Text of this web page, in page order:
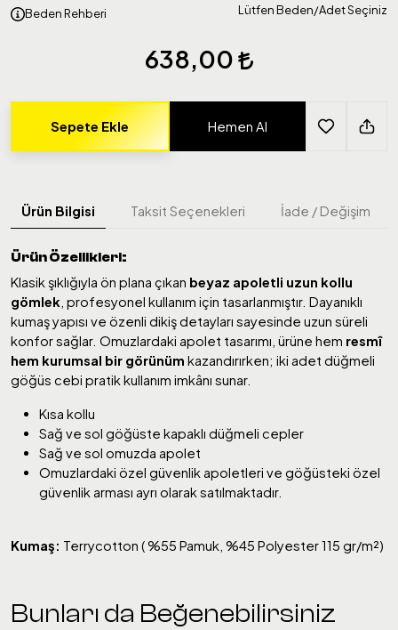
Beden Rehberi Lütfen Beden/Adet Seçiniz
638,00
Sepete Ekle Hemen Al
Ürün Bilgisi Taksit Seçenekleri İade / Değişim
Ürün Özellikleri:
Klasik şıklığıyla ön plana çıkan beyaz apoletli uzun kollu
gömlek , profesyonel kullanım için tasarlanmıştır. Dayanıklı
kumaş yapısı ve özenli dikiş detayları sayesinde uzun süreli
konfor sağlar. Omuzlardaki apolet tasarımı, ürüne hem resmî
hem kurumsal bir görünüm kazandırırken; iki adet düğmeli
göğüs cebi pratik kullanım imkânı sunar.
Kısa kollu
Sağ ve sol göğüste kapaklı düğmeli cepler
Sağ ve sol omuzda apolet
Omuzlardaki özel güvenlik apoletleri ve göğüsteki özel
güvenlik arması ayrı olarak satılmaktadır.
Kumaş: Terrycotton ( %55 Pamuk, %45 Polyester 115 gr/m²)
Bunları da Beğenebilirsiniz